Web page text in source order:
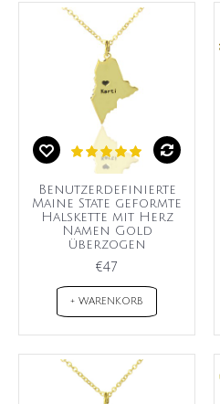
Benutzerdefinierte
Maine State geformte
Halskette mit Herz
Namen Gold
überzogen
€47
+ WARENKORB